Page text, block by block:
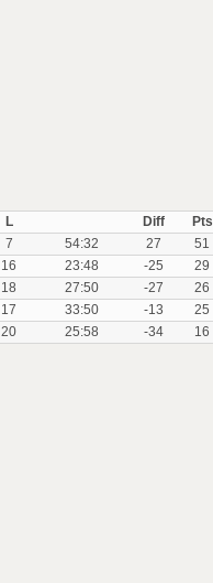
L Diff
Pts
7 54:32 27
51
16 23:48 -25
29
18 27:50 -27
26
17 33:50 -13
25
20 25:58 -34 16